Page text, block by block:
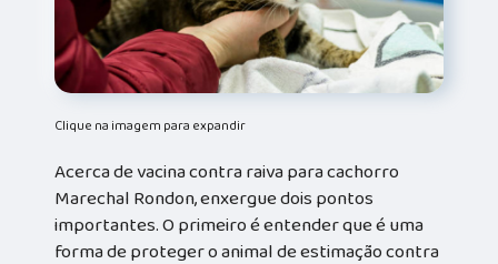
Clique na imagem para expandir
Acerca de vacina contra raiva para cachorro
Marechal Rondon, enxergue dois pontos
importantes. O primeiro é entender que é uma
forma de proteger o animal de estimação contra